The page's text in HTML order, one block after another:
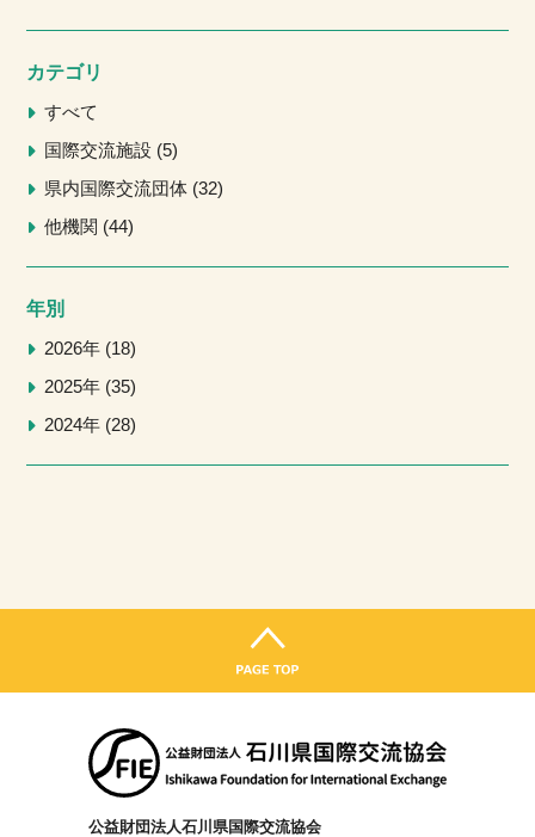
カテゴリ
すべて
国際交流施設
5
県内国際交流団体 32
他機関
44
年別
2026年
18
2025年 35
2024年
28
公益財団法人石川県国際交流協会